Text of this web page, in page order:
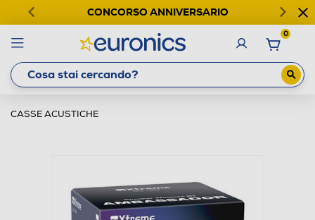
CONCORSO ANNIVERSARIO
0
CASSE ACUSTICHE